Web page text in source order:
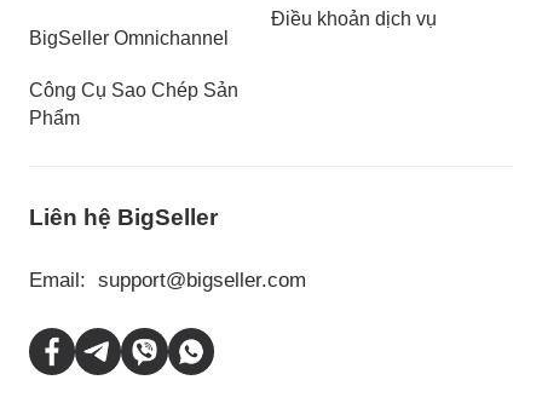
BigSeller Omnichannel
Công Cụ Sao Chép Sản
Phẩm
Điều khoản dịch vụ
Liên hệ BigSeller
Email: support@bigseller.com